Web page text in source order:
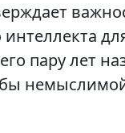
интеллекта
пару лет